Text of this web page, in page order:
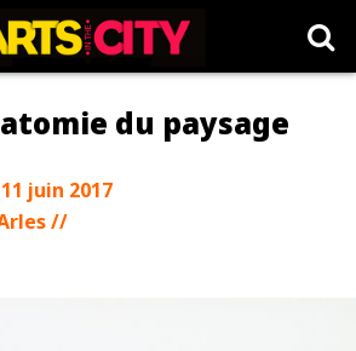
du paysage
juin 2017
//